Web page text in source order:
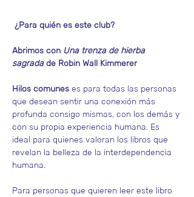
¿Para quién es este club?
Abrimos con Una trenza de hierba
sagrada de Robin Wall Kimmerer
Hilos comunes es para todas las personas
que desean sentir una conexión más
profunda consigo mismas, con los demás y
con su propia experiencia humana. Es
ideal para quienes valoran los libros que
revelan la belleza de la interdependencia
humana.
Para personas que quieren leer este libro